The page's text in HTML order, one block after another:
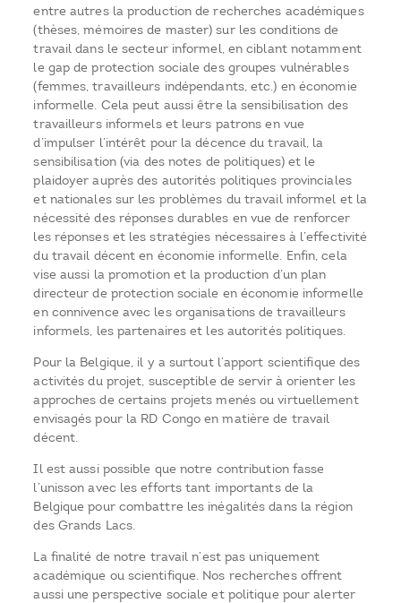
entre autres la production de recherches académiques
(thèses, mémoires de master) sur les conditions de
travail dans le secteur informel, en ciblant notamment
le gap de protection sociale des groupes vulnérables
(femmes, travailleurs indépendants, etc.) en économie
informelle. Cela peut aussi être la sensibilisation des
travailleurs informels et leurs patrons en vue
d’impulser l’intérêt pour la décence du travail, la
sensibilisation (via des notes de politiques) et le
plaidoyer auprès des autorités politiques provinciales
et nationales sur les problèmes du travail informel et la
nécessité des réponses durables en vue de renforcer
les réponses et les stratégies nécessaires à l’effectivité
du travail décent en économie informelle. Enfin, cela
vise aussi la promotion et la production d’un plan
directeur de protection sociale en économie informelle
en connivence avec les organisations de travailleurs
informels, les partenaires et les autorités politiques.
Pour la Belgique, il y a surtout l’apport scientifique des
activités du projet, susceptible de servir à orienter les
approches de certains projets menés ou virtuellement
envisagés pour la RD Congo en matière de travail
décent.
Il est aussi possible que notre contribution fasse
l’unisson avec les efforts tant importants de la
Belgique pour combattre les inégalités dans la région
des Grands Lacs.
La finalité de notre travail n’est pas uniquement
académique ou scientifique. Nos recherches offrent
aussi une perspective sociale et politique pour alerter